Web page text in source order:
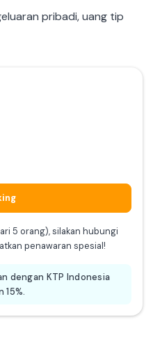
pribadi, uang tip
5 orang), silakan hubungi
penawaran spesial!
dengan KTP Indonesia
15%.